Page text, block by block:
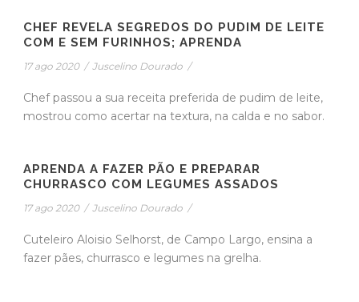
CHEF REVELA SEGREDOS DO PUDIM DE LEITE
COM E SEM FURINHOS; APRENDA
17 ago 2020 / Juscelino Dourado /
Chef passou a sua receita preferida de pudim de leite,
mostrou como acertar na textura, na calda e no sabor.
APRENDA A FAZER PÃO E PREPARAR
CHURRASCO COM LEGUMES ASSADOS
17 ago 2020 / Juscelino Dourado /
Cuteleiro Aloisio Selhorst, de Campo Largo, ensina a
fazer pães, churrasco e legumes na grelha.